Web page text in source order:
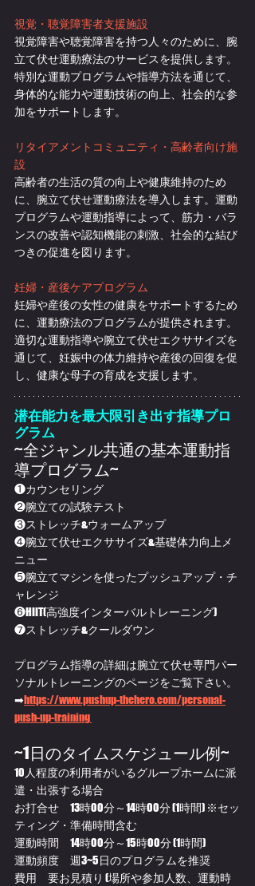
視覚・聴覚障害者支援施設
視覚障害や聴覚障害を持つ人々のために、腕
立て伏せ運動療法のサービスを提供します。
特別な運動プログラムや指導方法を通じて、
身体的な能力や運動技術の向上、社会的な参
加をサポートします。
リタイアメントコミュニティ・高齢者向け施
設
高齢者の生活の質の向上や健康維持のため
に、腕立て伏せ運動療法を導入します。運動
プログラムや運動指導によって、筋力・バラ
ンスの改善や認知機能の刺激、社会的な結び
つきの促進を図ります。
妊婦・産後ケアプログラム
妊婦や産後の女性の健康をサポートするため
に、運動療法のプログラムが提供されます。
適切な運動指導や腕立て伏せエクササイズを
通じて、妊娠中の体力維持や産後の回復を促
し、健康な母子の育成を支援します。
潜在能力を最大限引き出す指導プロ
グラム
~全ジャンル共通の基本運動指
導プログラム~
❶カウンセリング
❷腕立ての試験テスト
❸ストレッチ&ウォームアップ
❹腕立て伏せエクササイズ&基礎体力向上メ
ニュー
❺腕立てマシンを使ったプッシュアップ・チ
ャレンジ
❻HIIT(高強度インターバルトレーニング)
❼ストレッチ&クールダウン
プログラム指導の詳細は腕立て伏せ専門パー
ソナルトレーニングのページをご覧下さい。
➡https://www.pushup-thehero.com/personal-
push-up-training
~1日のタイムスケジュール例~
10人程度の利用者がいるグループホームに派
遣・出張する場合
お打合せ　13時00分～14時00分 (1時間) ※セッ
ティング・準備時間含む
運動時間　14時00分～15時00分 (1時間)
運動頻度　週3~5日のプログラムを推奨
費用　要お見積り (場所や参加人数、運動時